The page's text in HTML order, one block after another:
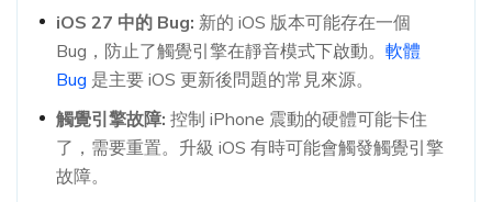
iOS 27 中的 Bug: 新的 iOS 版本可能存在一個
Bug，防止了觸覺引擎在靜音模式下啟動。 軟體
Bug 是主要 iOS 更新後問題的常見來源。
觸覺引擎故障: 控制 iPhone 震動的硬體可能卡住
了，需要重置。升級 iOS 有時可能會觸發觸覺引擎
故障。